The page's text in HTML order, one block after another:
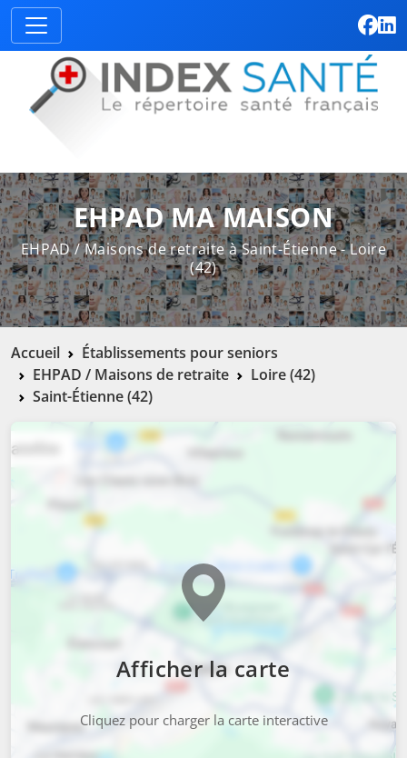
EHPAD MA MAISON
EHPAD / Maisons de retraite à Saint-Étienne - Loire
(42)
Accueil
Établissements pour seniors
EHPAD / Maisons de retraite
Loire (42)
Saint-Étienne (42)
Afficher la carte
Cliquez pour charger la carte interactive